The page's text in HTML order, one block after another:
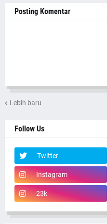
Posting Komentar
Lebih baru
Follow Us
Twitter
Instagram
23k